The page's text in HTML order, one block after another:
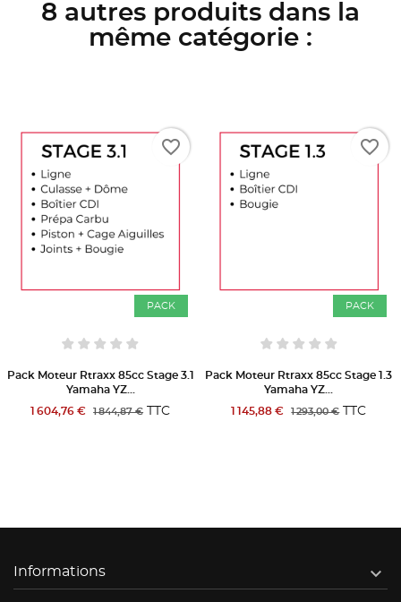
8 autres produits dans la
même catégorie :
PACK
Pack Moteur Rtraxx 85cc Stage 3.1
Yamaha YZ...
1 604,76 €
1 844,87 € TTC
favorite_border
PACK
Pack Moteur Rtraxx 85cc Stage 1.3
Yamaha YZ...
1 145,88 €
1 293,00 €TTC
favorite_border
Informations 